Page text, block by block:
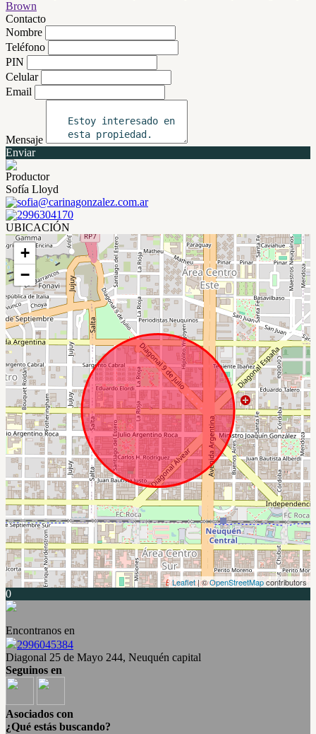
Contacto
Nombre
Teléfono
PIN
Celular
Email
Mensaje
Enviar
Productor
Sofía Lloyd
sofia@carinagonzalez.com.ar
2996304170
UBICACIÓN
+
−
Leaflet| ©OpenStreetMapcontributors
0
Encontranos en
2996045384
Diagonal 25 de Mayo 244, Neuquén capital
Seguinos en
Asociados con
¿Qué estás buscando?